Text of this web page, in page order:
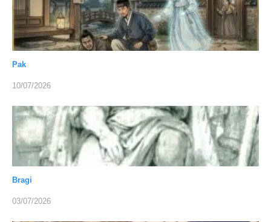
Pak
10/07/2026
Bragi
03/07/2026